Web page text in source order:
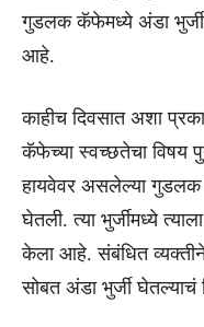
गुडलक कॅफेमध्ये अंडा
आहे.
काहीच दिवसात अशा
कॅफेच्या स्वच्छतेचा विषय
हायवेवर असलेल्या गुडलक
घेतली. त्या भुर्जीमध्ये
केला आहे. संबंधित
सोबत अंडा भुर्जी